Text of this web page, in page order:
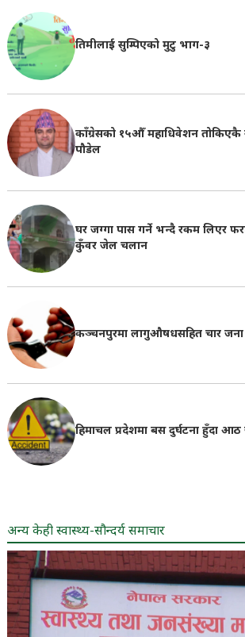
तिमीलाई सुम्पिएको मुटु भाग-३
काँग्रेसको १५औँ महाधिवेशन तोकिएकै
पौडेल
घर जग्गा पास गर्ने भन्दै रकम लिएर
कुँवर जेल चलान
कञ्चनपुरमा लागुऔषधसहित चार जना
हिमाचल प्रदेशमा बस दुर्घटना हुँदा
अन्य केही स्वास्थ्य-सौन्दर्य समाचार